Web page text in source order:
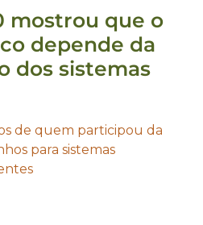
mostrou que o
depende da
dos sistemas
de quem participou da
para sistemas